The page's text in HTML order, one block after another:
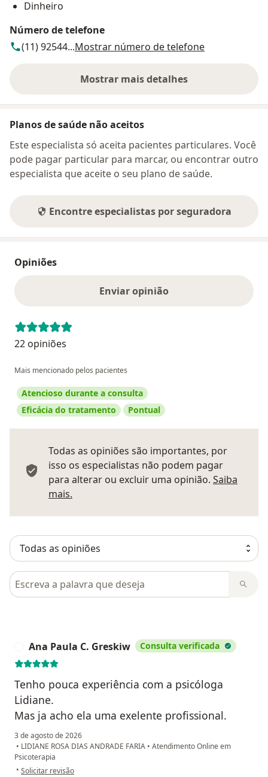
Dinheiro
Número de telefone
(11) 92544...Mostrar número de telefone
Mostrar mais detalhes
sobre o endereço
Planos de saúde não aceitos
Este especialista só aceita pacientes particulares. Você
pode pagar particular para marcar, ou encontrar outro
especialista que aceite o seu plano de saúde.
Encontre especialistas por seguradora
Opiniões
Enviar opinião
22 opiniões
Mais mencionado pelos pacientes
Atencioso durante a consulta
Eficácia do tratamento
Pontual
Todas as opiniões são importantes, por
isso os especialistas não podem pagar
para alterar ou excluir uma opinião. Saiba
mais.
Pesquisar em opiniões
Ana Paula C. Greskiw Consulta verificada
Tenho pouca experiência com a psicóloga
Lidiane.
Mas ja acho ela uma exelente profissional.
3 de agosto de 2026
• LIDIANE ROSA DIAS ANDRADE FARIA • Atendimento Online em
Psicoterapia
• na opinião do utilizador Ana Paula C. Greskiw
Solicitar revisão